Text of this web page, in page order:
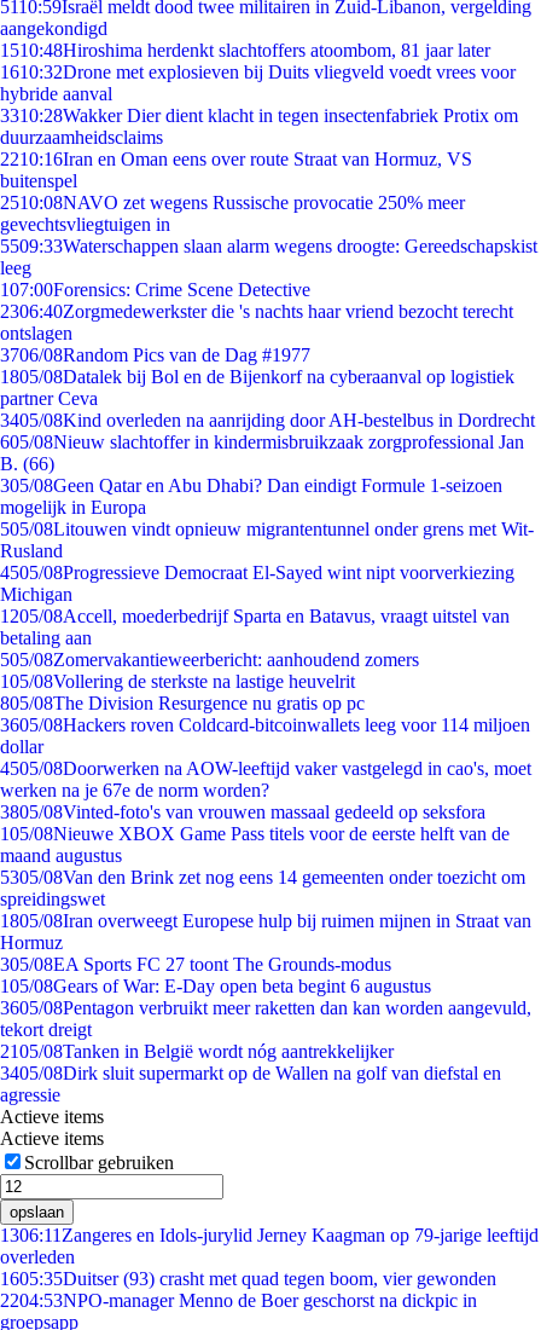
5110:59Israël meldt dood twee militairen in Zuid-Libanon, vergelding
aangekondigd
1510:48Hiroshima herdenkt slachtoffers atoombom, 81 jaar later
1610:32Drone met explosieven bij Duits vliegveld voedt vrees voor
hybride aanval
3310:28Wakker Dier dient klacht in tegen insectenfabriek Protix om
duurzaamheidsclaims
2210:16Iran en Oman eens over route Straat van Hormuz, VS
buitenspel
2510:08NAVO zet wegens Russische provocatie 250% meer
gevechtsvliegtuigen in
5509:33Waterschappen slaan alarm wegens droogte: Gereedschapskist
leeg
107:00Forensics: Crime Scene Detective
2306:40Zorgmedewerkster die 's nachts haar vriend bezocht terecht
ontslagen
3706/08Random Pics van de Dag #1977
1805/08Datalek bij Bol en de Bijenkorf na cyberaanval op logistiek
partner Ceva
3405/08Kind overleden na aanrijding door AH-bestelbus in Dordrecht
605/08Nieuw slachtoffer in kindermisbruikzaak zorgprofessional Jan
B. (66)
305/08Geen Qatar en Abu Dhabi? Dan eindigt Formule 1-seizoen
mogelijk in Europa
505/08Litouwen vindt opnieuw migrantentunnel onder grens met Wit-
Rusland
4505/08Progressieve Democraat El-Sayed wint nipt voorverkiezing
Michigan
1205/08Accell, moederbedrijf Sparta en Batavus, vraagt uitstel van
betaling aan
505/08Zomervakantieweerbericht: aanhoudend zomers
105/08Vollering de sterkste na lastige heuvelrit
805/08The Division Resurgence nu gratis op pc
3605/08Hackers roven Coldcard-bitcoinwallets leeg voor 114 miljoen
dollar
4505/08Doorwerken na AOW-leeftijd vaker vastgelegd in cao's, moet
werken na je 67e de norm worden?
3805/08Vinted-foto's van vrouwen massaal gedeeld op seksfora
105/08Nieuwe XBOX Game Pass titels voor de eerste helft van de
maand augustus
5305/08Van den Brink zet nog eens 14 gemeenten onder toezicht om
spreidingswet
1805/08Iran overweegt Europese hulp bij ruimen mijnen in Straat van
Hormuz
305/08EA Sports FC 27 toont The Grounds-modus
105/08Gears of War: E-Day open beta begint 6 augustus
3605/08Pentagon verbruikt meer raketten dan kan worden aangevuld,
tekort dreigt
2105/08Tanken in België wordt nóg aantrekkelijker
3405/08Dirk sluit supermarkt op de Wallen na golf van diefstal en
agressie
Actieve items
Actieve items
Scrollbar gebruiken
opslaan
1306:11 Zangeres en Idols-jurylid Jerney Kaagman op 79-jarige leeftijd
overleden
1605:35Duitser (93) crasht met quad tegen boom, vier gewonden
2204:53NPO-manager Menno de Boer geschorst na dickpic in
groepsapp